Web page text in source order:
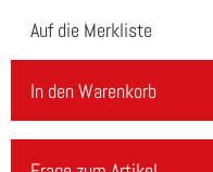
Auf die Merkliste
In den Warenkorb